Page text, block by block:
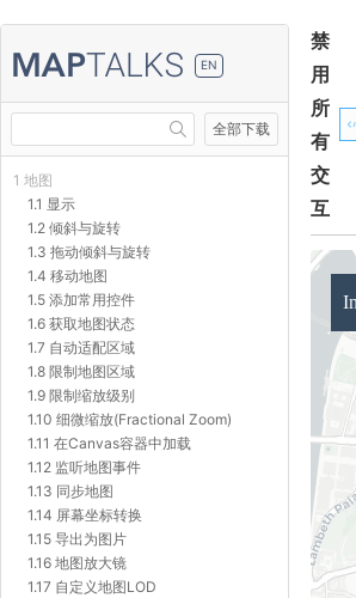
EN
全部下载
1 地图
1.1 显示
1.2 倾斜与旋转
1.3 拖动倾斜与旋转
1.4 移动地图
1.5 添加常用控件
1.6 获取地图状态
1.7 自动适配区域
1.8 限制地图区域
1.9 限制缩放级别
1.10 细微缩放(Fractional Zoom)
1.11 在Canvas容器中加载
1.12 监听地图事件
1.13 同步地图
1.14 屏幕坐标转换
1.15 导出为图片
1.16 地图放大镜
1.17 自定义地图LOD
禁
用
所
有
交
互